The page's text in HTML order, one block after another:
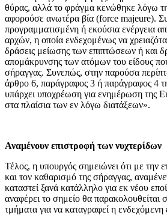
θύρας, αλλά το φράγμα κενώθηκε λόγω
αφορούσε ανωτέρα βία (force majeure).
προγραμματισμένη ή εκούσια ενέργεια
αρχών, η οποία ενδεχομένως να
δράσεις μείωσης των επιπτώσεων ή και
απομάκρυνσης των ατόμων του είδους
σήραγγας. Συνεπώς, στην παρούσα
άρθρο 6, παράγραφος 3 ή παράγραφος 4
υπάρχει υποχρέωση για ενημέρωση της
στα πλαίσια των εν λόγω διατάξεων».
Αναμένουν επιστροφή των νυχτερίδων
Τέλος, η υπουργός σημειώνει ότι με την
και τον καθαρισμό της σήραγγας,
καταστεί ξανά κατάλληλο για εκ νέου
αναφέρει το σημείο θα παρακολουθείται
τμήματα για να καταγραφεί η ενδεχόμενη